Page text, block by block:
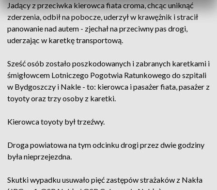
Jadący z przeciwka kierowca fiata croma, chcąc uniknąć
zderzenia, odbił na pobocze, uderzył w krawężnik i stracił
panowanie nad autem - zjechał na przeciwny pas drogi,
uderzając w karetkę transportową.
Sześć osób zostało poszkodowanych i zabranych karetkami i
śmigłowcem Lotniczego Pogotwia Ratunkowego do szpitali
w Bydgoszczy i Nakle - to: kierowca i pasażer fiata, pasażer z
toyoty oraz trzy osoby z karetki.
Kierowca toyoty był trzeźwy.
Droga powiatowa na tym odcinku drogi przez dwie godziny
była nieprzejezdna.
Skutki wypadku usuwało pięć zastępów strażaków z Nakła